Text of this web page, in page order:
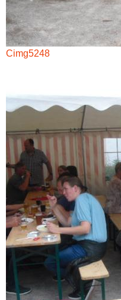
Cimg5248